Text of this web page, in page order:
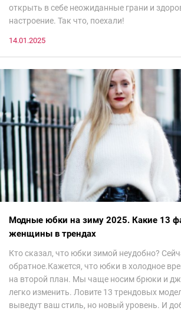
открыть в себе неожиданные грани и
настроение. Так что, поехали!
14.01.2025
Модные юбки на зиму 2025. Какие 13
женщины в трендах
Кто сказал, что юбки зимой неудобно?
обратное.Кажется, что юбки в холодное
на второй план. Мы чаще носим брюки и
легко изменить. Ловите 13 трендовых
выведут ваш стиль, но новый уровень. И